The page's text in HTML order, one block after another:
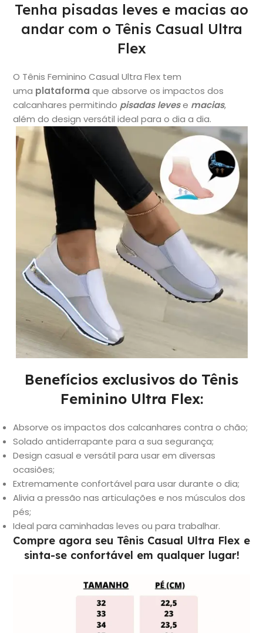
Tenha pisadas leves e macias ao
andar com o Tênis Casual Ultra
Flex
O Tênis Feminino Casual Ultra Flex tem
uma plataforma que absorve os impactos dos
calcanhares permitindo pisadas levese macias,
além do design versátil ideal para o dia a dia.
Benefícios exclusivos do Tênis
Feminino Ultra Flex:
Absorve os impactos dos calcanhares contra o chão;
Solado antiderrapante para a sua segurança;
Design casual e versátil para usar em diversas
ocasiões;
Extremamente confortável para usar durante o dia;
Alivia a pressão nas articulações e nos músculos dos
pés;
Ideal para caminhadas leves ou para trabalhar.
Compre agora seu Tênis Casual Ultra Flex e
sinta-se confortável em qualquer lugar!